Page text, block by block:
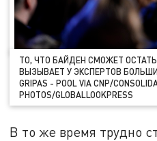
ТО, ЧТО БАЙДЕН СМОЖЕТ
ВЫЗЫВАЕТ У ЭКСПЕРТОВ
GRIPAS - POOL VIA CNP/
PHOTOS/GLOBALLOOKPRESS
В то же время трудно